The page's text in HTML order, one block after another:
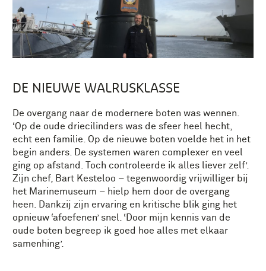
DE NIEUWE WALRUSKLASSE
De overgang naar de modernere boten was wennen.
‘Op de oude driecilinders was de sfeer heel hecht,
echt een familie. Op de nieuwe boten voelde het in het
begin anders. De systemen waren complexer en veel
ging op afstand. Toch controleerde ik alles liever zelf’.
Zijn chef, Bart Kesteloo – tegenwoordig vrijwilliger bij
het Marinemuseum – hielp hem door de overgang
heen. Dankzij zijn ervaring en kritische blik ging het
opnieuw ‘afoefenen’ snel. ‘Door mijn kennis van de
oude boten begreep ik goed hoe alles met elkaar
samenhing’.